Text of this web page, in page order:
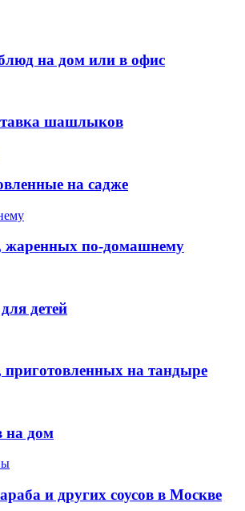
на дом или в офис
шашлыков
на садже
жаренных по-домашнему
детей
приготовленных на тандыре
на дом
и других соусов в Москве